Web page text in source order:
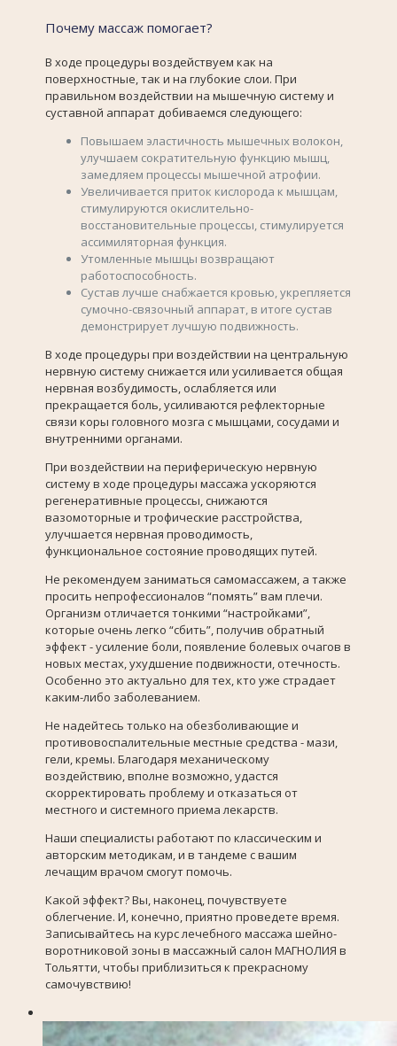
Почему массаж помогает?
В ходе процедуры воздействуем как на
поверхностные, так и на глубокие слои. При
правильном воздействии на мышечную систему и
суставной аппарат добиваемся следующего:
Повышаем эластичность мышечных волокон,
улучшаем сократительную функцию мышц,
замедляем процессы мышечной атрофии.
Увеличивается приток кислорода к мышцам,
стимулируются окислительно-
восстановительные процессы, стимулируется
ассимиляторная функция.
Утомленные мышцы возвращают
работоспособность.
Сустав лучше снабжается кровью, укрепляется
сумочно-связочный аппарат, в итоге сустав
демонстрирует лучшую подвижность.
В ходе процедуры при воздействии на центральную
нервную систему снижается или усиливается общая
нервная возбудимость, ослабляется или
прекращается боль, усиливаются рефлекторные
связи коры головного мозга с мышцами, сосудами и
внутренними органами.
При воздействии на периферическую нервную
систему в ходе процедуры массажа ускоряются
регенеративные процессы, снижаются
вазомоторные и трофические расстройства,
улучшается нервная проводимость,
функциональное состояние проводящих путей.
Не рекомендуем заниматься самомассажем, а также
просить непрофессионалов “помять” вам плечи.
Организм отличается тонкими “настройками”,
которые очень легко “сбить”, получив обратный
эффект - усиление боли, появление болевых очагов в
новых местах, ухудшение подвижности, отечность.
Особенно это актуально для тех, кто уже страдает
каким-либо заболеванием.
Не надейтесь только на обезболивающие и
противовоспалительные местные средства - мази,
гели, кремы. Благодаря механическому
воздействию, вполне возможно, удастся
скорректировать проблему и отказаться от
местного и системного приема лекарств.
Наши специалисты работают по классическим и
авторским методикам, и в тандеме с вашим
лечащим врачом смогут помочь.
Какой эффект? Вы, наконец, почувствуете
облегчение. И, конечно, приятно проведете время.
Записывайтесь на курс лечебного массажа шейно-
воротниковой зоны в массажный салон МАГНОЛИЯ в
Тольятти, чтобы приблизиться к прекрасному
самочувствию!